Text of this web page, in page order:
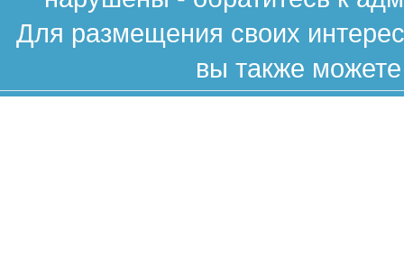
Для размещения своих
вы также